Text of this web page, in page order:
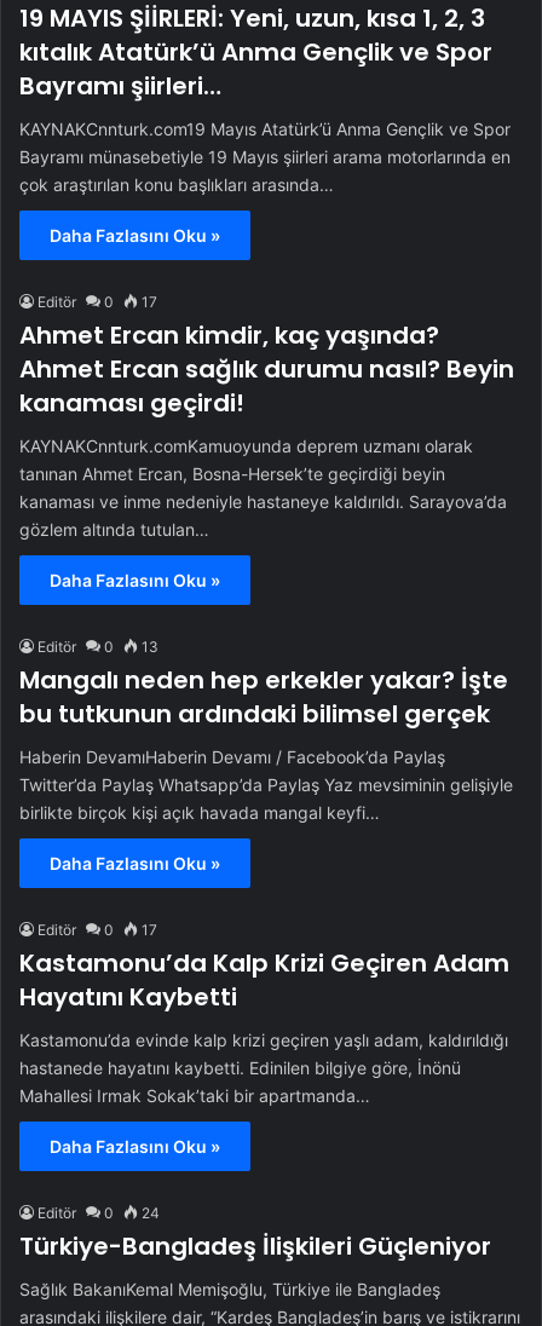
19 MAYIS ŞİİRLERİ: Yeni, uzun, kısa 1, 2, 3
kıtalık Atatürk’ü Anma Gençlik ve Spor
Bayramı şiirleri…
KAYNAKCnnturk.com19 Mayıs Atatürk’ü Anma Gençlik ve Spor
Bayramı münasebetiyle 19 Mayıs şiirleri arama motorlarında en
çok araştırılan konu başlıkları arasında…
Daha Fazlasını Oku »
Editör 0 17
Ahmet Ercan kimdir, kaç yaşında?
Ahmet Ercan sağlık durumu nasıl? Beyin
kanaması geçirdi!
KAYNAKCnnturk.comKamuoyunda deprem uzmanı olarak
tanınan Ahmet Ercan, Bosna-Hersek’te geçirdiği beyin
kanaması ve inme nedeniyle hastaneye kaldırıldı. Sarayova’da
gözlem altında tutulan…
Daha Fazlasını Oku »
Editör 0 13
Mangalı neden hep erkekler yakar? İşte
bu tutkunun ardındaki bilimsel gerçek
Haberin DevamıHaberin Devamı / Facebook’da Paylaş
Twitter’da Paylaş Whatsapp’da Paylaş Yaz mevsiminin gelişiyle
birlikte birçok kişi açık havada mangal keyfi…
Daha Fazlasını Oku »
Editör 0 17
Kastamonu’da Kalp Krizi Geçiren Adam
Hayatını Kaybetti
Kastamonu’da evinde kalp krizi geçiren yaşlı adam, kaldırıldığı
hastanede hayatını kaybetti. Edinilen bilgiye göre, İnönü
Mahallesi Irmak Sokak’taki bir apartmanda…
Daha Fazlasını Oku »
Editör 0 24
Türkiye-Bangladeş İlişkileri Güçleniyor
Sağlık BakanıKemal Memişoğlu, Türkiye ile Bangladeş
arasındaki ilişkilere dair, “Kardeş Bangladeş’in barış ve istikrarını